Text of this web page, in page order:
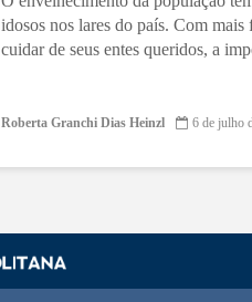
idosos nos lares do país. Com
cuidar de seus entes queridos, a
Roberta Granchi Dias Heinzl 6 de julho